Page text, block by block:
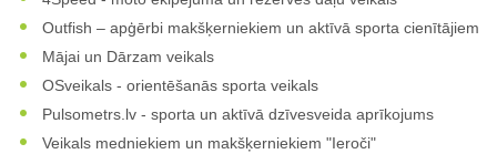
Outfish – apģērbi makšķerniekiem un aktīvā sporta cienītājiem
Mājai un Dārzam veikals
OSveikals - orientēšanās sporta veikals
Pulsometrs.lv - sporta un aktīvā dzīvesveida aprīkojums
Veikals medniekiem un makšķerniekiem "Ieroči"